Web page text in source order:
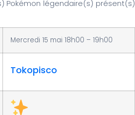
Pokémon légendaire(s) présent(s)
Mercredi 15 mai 18h00 – 19h00
Tokopisco